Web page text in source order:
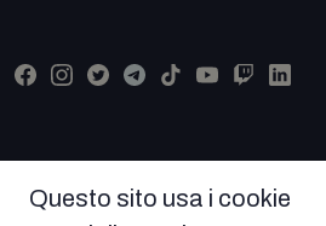
© COPYRIGHT COMICON 2026
Questo sito usa i cookie